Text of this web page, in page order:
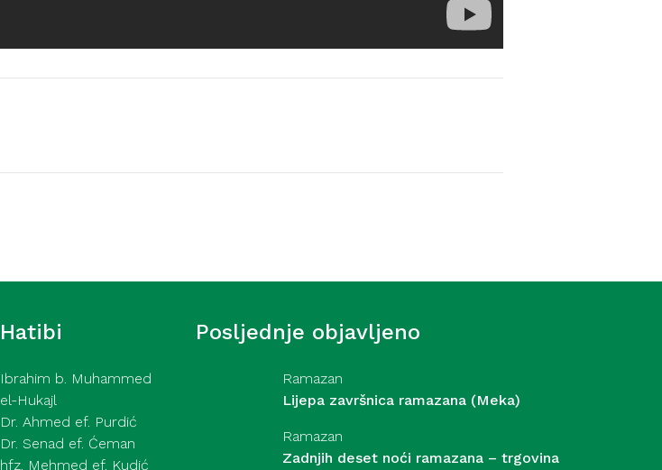
Hatibi
Ibrahim b. Muhammed
el-Hukajl
Dr. Ahmed ef. Purdić
Dr. Senad ef. Ćeman
hfz. Mehmed ef. Kudić
Posljednje objavljeno
Ramazan
Lijepa završnica ramazana (Meka)
Ramazan
Zadnjih deset noći ramazana – trgovina